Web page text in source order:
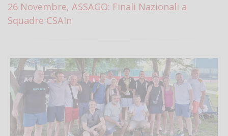
26 Novembre, ASSAGO: Finali Nazionali a
Squadre CSAIn